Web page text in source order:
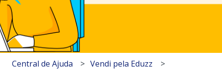
Central de Ajuda Vendi pela Eduzz